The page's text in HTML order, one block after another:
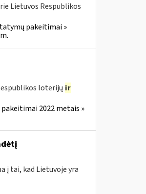
Lietuvos Respublikos
pakeitimai »
loterijų ir
2022 metais »
į tai, kad Lietuvoje yra